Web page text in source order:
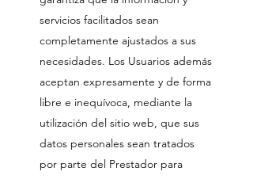
servicios facilitados sean
completamente ajustados a sus
necesidades. Los Usuarios además
aceptan expresamente y de forma
libre e inequívoca, mediante la
utilización del sitio web, que sus
datos personales sean tratados
por parte del Prestador para